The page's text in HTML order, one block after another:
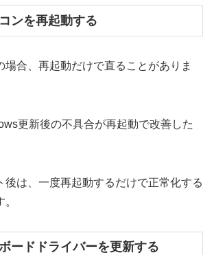
ンを再起動する
場合、再起動だけで直ることがありま
更新後の不具合が再起動で改善した
後は、一度再起動するだけで正常化する
ードドライバーを更新する